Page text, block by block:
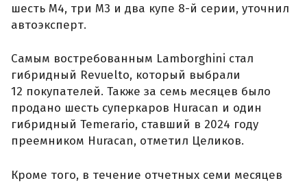
шесть M4, три M3 и два купе 8-й серии, уточнил
автоэксперт.
Самым востребованным Lamborghini стал
гибридный Revuelto, который выбрали
12 покупателей. Также за семь месяцев было
продано шесть суперкаров Huracan и один
гибридный Temerario, ставший в 2024 году
преемником Huracan, отметил Целиков.
Кроме того, в течение отчетных семи месяцев